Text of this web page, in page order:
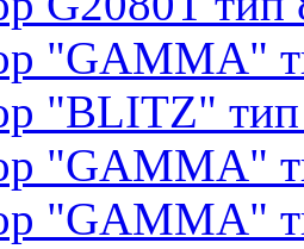
"GAMMA"
"BLITZ"
"GAMMA"
"GAMMA"